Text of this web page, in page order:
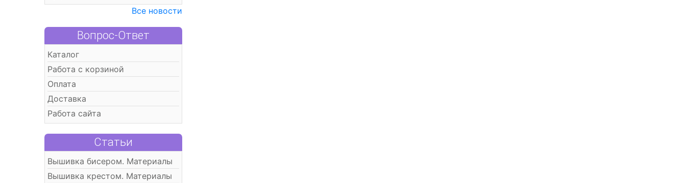
Все новости
Вопрос-Ответ
Каталог
Работа с корзиной
Оплата
Доставка
Работа сайта
Статьи
Вышивка бисером. Материалы
Вышивка крестом. Материалы